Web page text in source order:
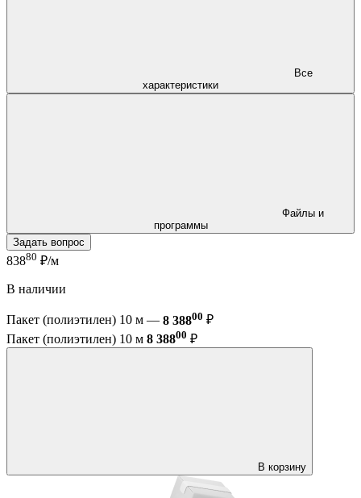
характеристики
программы
Задать вопрос
83880 ₽/м
В наличии
Пакет (полиэтилен) 10 м — 8 38800 ₽
Пакет (полиэтилен) 10 м 8 38800 ₽
В корзину